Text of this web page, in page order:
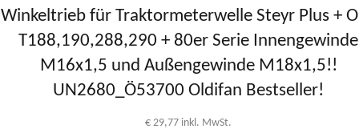
Winkeltrieb für Traktormeterwelle Steyr Plus +
T188,190,288,290 + 80er Serie Innengewinde
M16x1,5 und Außengewinde M18x1,5!!
UN2680_Ö53700 Oldifan Bestseller!
€ 29,77 inkl. MwSt.